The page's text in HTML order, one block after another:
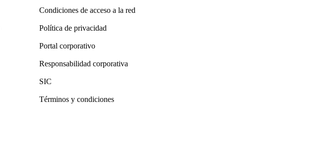
Condiciones de acceso a la red
Política de privacidad
Portal corporativo
Responsabilidad corporativa
SIC
Términos y condiciones